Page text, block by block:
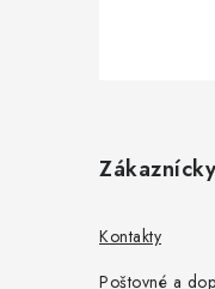
Kontakty
Poštovné a